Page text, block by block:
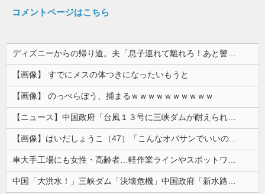
コメントページはこちら
ディズニーからの帰り道。夫「息子連れて離れろ！あと警察に通報！」私「助けて！」駅員「どうしました！？」→トンデモナイことに…
【画像】 すでにメスの体つきになったいもうと
【画像】 のっぺらぼう、捕まるｗｗｗｗｗｗｗｗｗｗ
【ニュース】中国政府「台風１３号に三峡ダムが耐えられない！全開放流しろ！」⇒ 下流域の街が壊滅状態ｗｗｗｗｗ
【画像】はいだしょうこ（47）「こんなオバサンでいいの…？」
車大手工場にも女性・高齢者…軽作業ラインやスポットワーク
中国「大洪水！」三峡ダム「決壊危機」中国政府「新水路建設！（三峡新水路」現場職員「内部情報公開！（失踪」湖南省「三峡放流情報（画像」台風13号「...